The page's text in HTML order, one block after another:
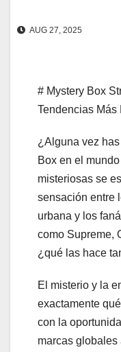
AUG 27, 2025
# Mystery Box
Tendencias
¿Alguna vez
Box en el
misteriosas se
sensación entre
urbana y los
como Supreme,
¿qué las hace
El misterio y la
exactamente
con la
marcas globales